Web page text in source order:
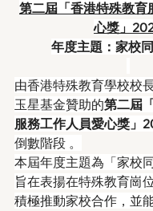
第二屆「香港特殊教育
心獎」
年度主題：家校
由香港特殊教育學校校
玉星基金贊助的第二屆
服務工作人員愛心獎」
倒數階段 。
本屆年度主題為「家校
旨在表揚在特殊教育崗
積極推動家校合作，並